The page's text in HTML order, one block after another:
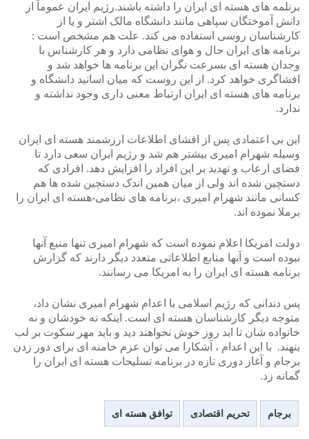
برنلمه های هسته ای ایران را داشته باشند.رژیم ایران عموماً از
دانش آموختگان سپاهی مانند دانشگاه مالک اشتر و یا از
کارشناسان روسی استفاده می کند. علت هم مشخص است :
برنامه های ایران حال و هوای نظامی دارد و هر کارشناس با
وجدان هسته ای بسرعت نگران این برنامه ها خواهد شد و
افشاگری خواهد کرد. از این روست که میان اساتید دانشگاه و
برنامه های هسته ای ایران ارتباط معنی داری وجود نداشته و
ندارد.
این بی اعتمادی پس از افشای اطلاعات ارزشمند هسته ای ایران
وسیله شهرام امیری بیشتر هم شد و رژیم ایران سعی دارد تا
فضای ارعاب و تهدید بر این افراد را افزایش دهد. افرادی که
دستچین شده اند ولی از میان همین اندک دستچین شده ها هم
کسانی مانند شهرام امیری ،برنامه های نظامی-هسته ای ایران را
برملا نموده اند.
دولت امریکا اعلام نموده است که شهرام امیری تنها منبع آنها
نبوده است و آنها منابع اطلاعاتی متعدد دیگر دارند که گزارش
برنامه هسته ای ایران را به امریکا می رسانند.
پس دندانی که رژیم اسلامی با اعدام شهرام امیری نشان داد،
متوجه دیگر کارشناسان هسته ای است. اینکه نه خودشان و نه
خانواده شان تا ابد روز خوش نخواهند دید و باید مهر سکوت بر لب
بنهند. با این اعدام ، آشکارا می توان عزم خامنه ای برای دور زدن
برجام و آغاز دوری تازه در برنامه تسلیحات هسته ای ایران را
گمانه زد.
برجام تحریم اقتصادی توافق هسته ای